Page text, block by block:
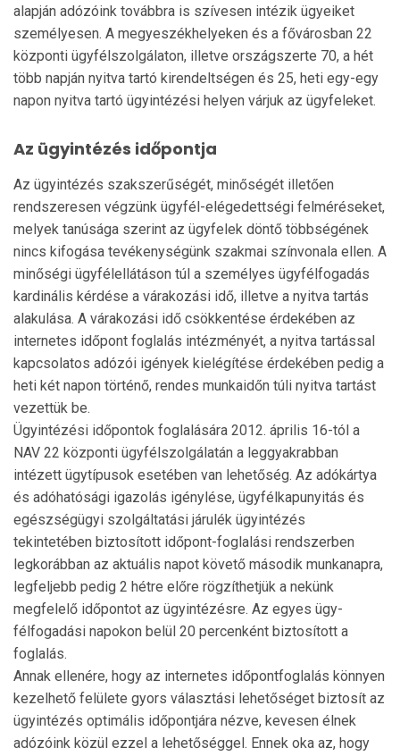
alapján adózóink továbbra is szívesen intézik ügyeiket
személyesen. A megyeszékhelyeken és a fővárosban 22
központi ügyfélszolgálaton, illetve országszerte 70, a hét
több napján nyitva tartó kirendeltségen és 25, heti egy-egy
napon nyitva tartó ügyintézési helyen várjuk az ügyfeleket.
Az ügyintézés időpontja
Az ügyintézés szakszerűségét, minőségét illetően
rendsze­resen végzünk ügyfél-elégedettségi felméréseket,
melyek tanúsága szerint az ügyfelek döntő többségének
nincs kifogása tevékenységünk szakmai színvonala ellen. A
minőségi ügyfélellátáson túl a személyes ügyfélfogadás
kardinális kérdése a várakozási idő, illetve a nyitva tartás
alakulása. A várakozási idő csökkentése érdekében az
internetes időpont foglalás intézményét, a nyitva tartással
kapcsolatos adózói igények kielégítése érdekében pedig a
heti két napon történő, rendes munkaidőn túli nyitva tartást
vezettük be.
Ügyintézési időpontok foglalására 2012. április 16-tól a
NAV 22 központi ügyfélszolgálatán a leggyakrabban
intézett ügytípusok esetében van lehetőség. Az adókártya
és adóhatósági igazolás igénylése, ügyfélkapunyitás és
egészségügyi szolgáltatási járulék ügyintézés
tekintetében biztosított időpont-foglalási rendszerben
legkorábban az aktuális napot követő második munkanapra,
legfeljebb pedig 2 hétre előre rögzíthetjük a nekünk
megfelelő időpontot az ügyintézésre. Az egyes ügy­
félfogadási napokon belül 20 percenként biztosított a
foglalás.
Annak ellenére, hogy az internetes időpontfoglalás könnyen
kezelhető felülete gyors választási lehető­séget biztosít az
ügyintézés optimális időpontjára nézve, kevesen élnek
adózóink közül ezzel a lehető­séggel. Ennek oka az, hogy